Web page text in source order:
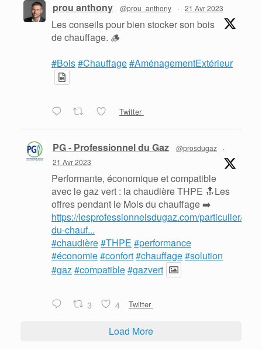
prou anthony @prou_anthony · 21 Avr 2023
Les conseils pour bien stocker son bois
de chauffage. 🪵
#Bois#Chauffage#AménagementExtérieur
Twitter
PG - Professionnel du Gaz @prosdugaz
·
21 Avr 2023
Performante, économique et compatible
avec le gaz vert : la chaudière THPE 🔝Les
offres pendant le Mois du chauffage ➡️
https://lesprofessionnelsdugaz.com/particulier/
du-chauf...
#chaudière#THPE #performance
#économie#confort#chauffage#solution
#gaz#compatible#gazvert
3 4 Twitter
Load More